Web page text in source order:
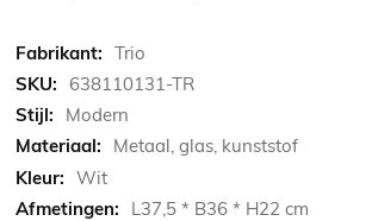
Meer
informatie
Trio
638110131-TR
Modern
Metaal, glas, kunststof
Wit
L37,5 * B36 * H22 cm